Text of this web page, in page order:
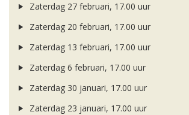
Zaterdag 27 februari, 17.00 uur
Zaterdag 20 februari, 17.00 uur
Zaterdag 13 februari, 17.00 uur
Zaterdag 6 februari, 17.00 uur
Zaterdag 30 januari, 17.00 uur
Zaterdag 23 januari, 17.00 uur